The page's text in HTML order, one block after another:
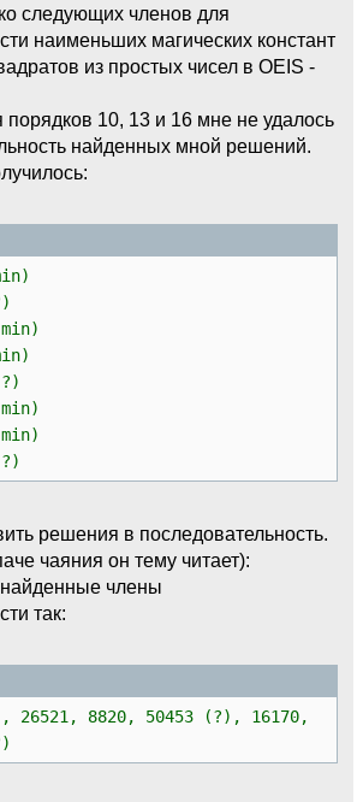
следующих членов для
наименьших магических констант
из простых чисел в OEIS -
10, 13 и 16 мне не удалось
найденных мной решений.
решения в последовательность.
чаяния он тему читает):
члены
так:
26521, 8820, 50453 (?), 16170,